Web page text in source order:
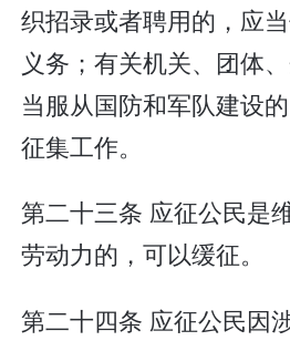
织招录或者聘用的，应
义务；有关机关、团体
当服从国防和军队建设
征集工作。
第二十三条 应征公民是
劳动力的，可以缓征。
第二十四条 应征公民因